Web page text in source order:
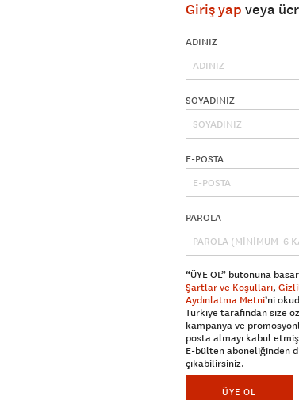
Giriş yap veya
ADINIZ
SOYADINIZ
E-POSTA
PAROLA
“ÜYE OL” butonuna
Şartlar ve Koşulları,
Aydınlatma Metni’ni
Türkiye tarafından size
kampanya ve
posta almayı kabul etmiş
E-bülten aboneliğinden
çıkabilirsiniz.
ÜYE OL